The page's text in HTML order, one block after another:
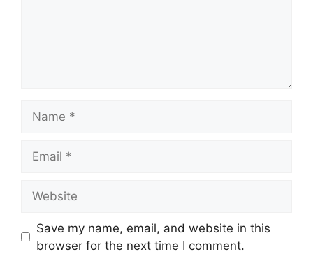
Save my name, email, and website in this
browser for the next time I comment.